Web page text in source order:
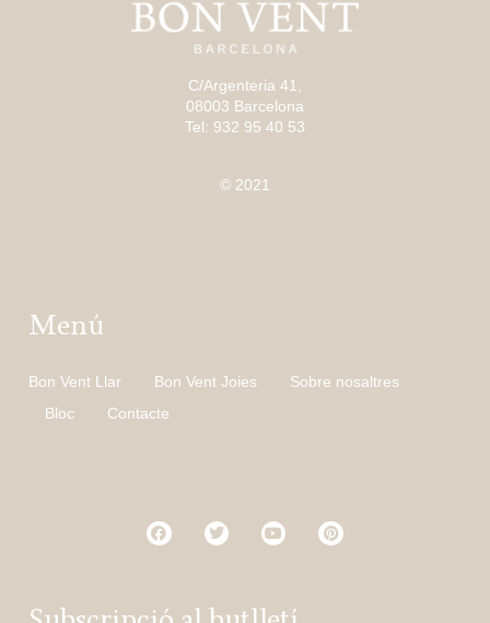
C/Argenteria 41,
08003 Barcelona
Tel: 932 95 40 53
© 2021
Menú
Bon Vent Llar Bon Vent Joies
Sobre nosaltres
Bloc
Contacte